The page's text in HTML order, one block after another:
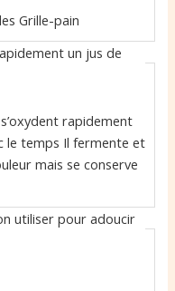
Grille-pain
un jus de
rapidement
le temps Il fermente et
mais se conserve
utiliser pour adoucir